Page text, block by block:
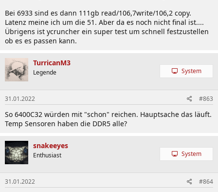
Bei 6933 sind es dann 111gb read/106,7write/106,2 copy.
Latenz meine ich um die 51. Aber da es noch nicht final ist....
Übrigens ist ycruncher ein super test um schnell festzustellen
ob es es passen kann.
TurricanM3
Legende System
31.01.2022 #863
So 6400C32 würden mit "schon" reichen. Hauptsache das läuft.
Temp Sensoren haben die DDR5 alle?
snakeeyes
Enthusiast System
31.01.2022 #864